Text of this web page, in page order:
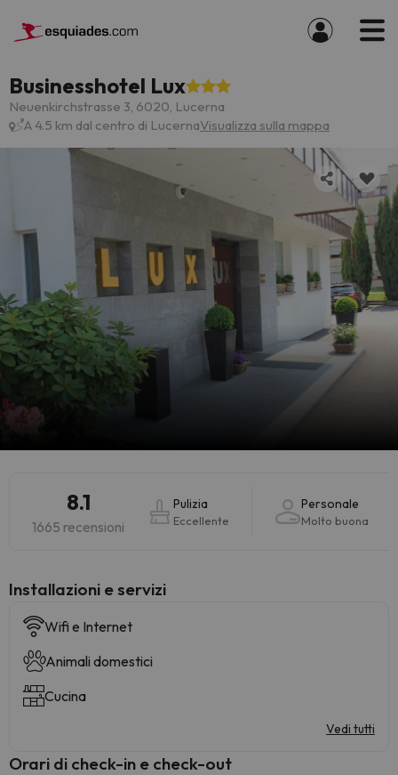
Businesshotel Lux
Neuenkirchstrasse 3, 6020, Lucerna
A 4.5 km dal centro di LucernaVisualizza sulla mappa
8.1
1665 recensioni
Pulizia
Eccellente
Personale
Molto buona
Installazioni e servizi
Wifi e Internet
Animali domestici
Cucina
Vedi tutti
Orari di check-in e check-out